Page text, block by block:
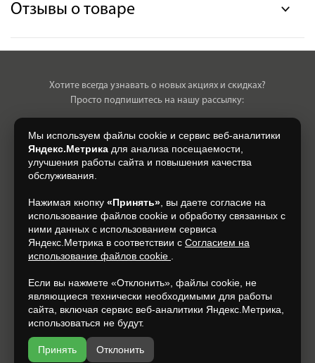
Отзывы о товаре
Хотите всегда узнавать о новых акциях и скидках?
Просто подпишитесь на нашу рассылку:
Нажимая на кнопку, я даю свое согласие на обработку моих
персональных данных, на условиях и для целей, определенных в
Подписаться
+7 (930) 305-85-90
Разработка и продвижение —
Мы используем файлы cookie и сервис веб-аналитики
Яндекс.Метрика для анализа посещаемости,
улучшения работы сайта и повышения качества
обслуживания.
Нажимая кнопку «Принять» , вы даете согласие на
использование файлов cookie и обработку связанных с
ними данных с использованием сервиса
Яндекс.Метрика в соответствии с Согласием на
использование файлов cookie
Если вы нажмете «Отклонить», файлы cookie, не
являющиеся технически необходимыми для работы
сайта, включая сервис веб-аналитики Яндекс.Метрика,
использоваться не будут.
Принять Отклонить